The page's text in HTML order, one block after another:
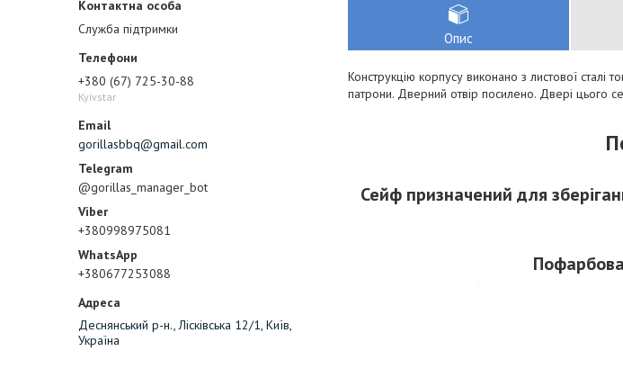
Служба підтримки
+380 (67) 725-30-88
Kyivstar
gorillasbbq@gmail.com
@gorillas_manager_bot
+380998975081
+380677253088
Деснянський р-н., Лісківська 12/1, Київ,
Україна
Опис
Конструкцію корпусу виконано з листової
патрони. Дверний отвір посилено. Двері цього
Сейф призначений для